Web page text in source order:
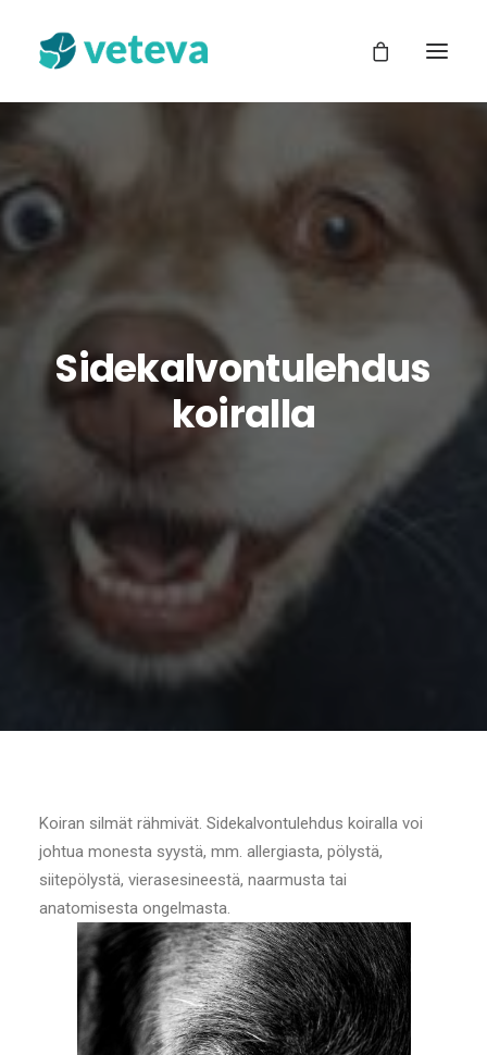
Suomi
Sidekalvontulehdus
koiralla
Koiran silmät rähmivät. Sidekalvontulehdus koiralla voi
johtua monesta syystä, mm. allergiasta, pölystä,
siitepölystä, vierasesineestä, naarmusta tai
anatomisesta ongelmasta.